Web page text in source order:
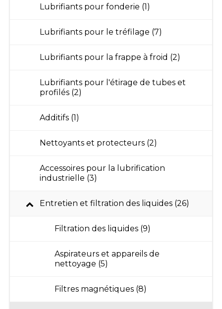
Lubrifiants pour fonderie (1)
Lubrifiants pour le tréfilage (7)
Lubrifiants pour la frappe à froid (2)
Lubrifiants pour l'étirage de tubes et
profilés (2)
Additifs (1)
Nettoyants et protecteurs (2)
Accessoires pour la lubrification
industrielle (3)
Entretien et filtration des liquides (26)
Filtration des liquides (9)
Aspirateurs et appareils de
nettoyage (5)
Filtres magnétiques (8)